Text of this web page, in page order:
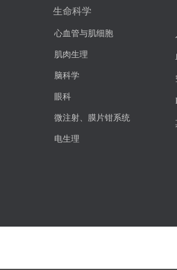
生命科学
心血管与肌细胞
肌肉生理
脑科学
眼科
微注射、膜片钳系统
电生理